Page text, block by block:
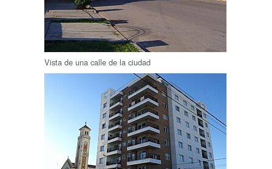
Vista de una calle de la ciudad